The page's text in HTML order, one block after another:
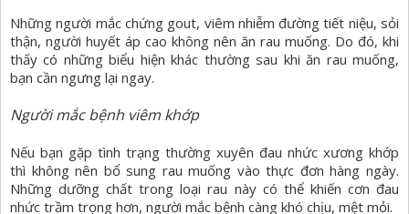
Những người mắc chứng gout, viêm nhiễm đường tiết niệu, sỏi
thận, người huyết áp cao không nên ăn rau muống. Do đó, khi
thấy có những biểu hiện khác thường sau khi ăn rau muống,
bạn cần ngưng lại ngay.
Người mắc bệnh viêm khớp
Nếu bạn gặp tình trạng thường xuyên đau nhức xương khớp
thì không nên bổ sung rau muống vào thực đơn hàng ngày.
Những dưỡng chất trong loại rau này có thể khiến cơn đau
nhức trầm trọng hơn, người mắc bệnh càng khó chịu, mệt mỏi.